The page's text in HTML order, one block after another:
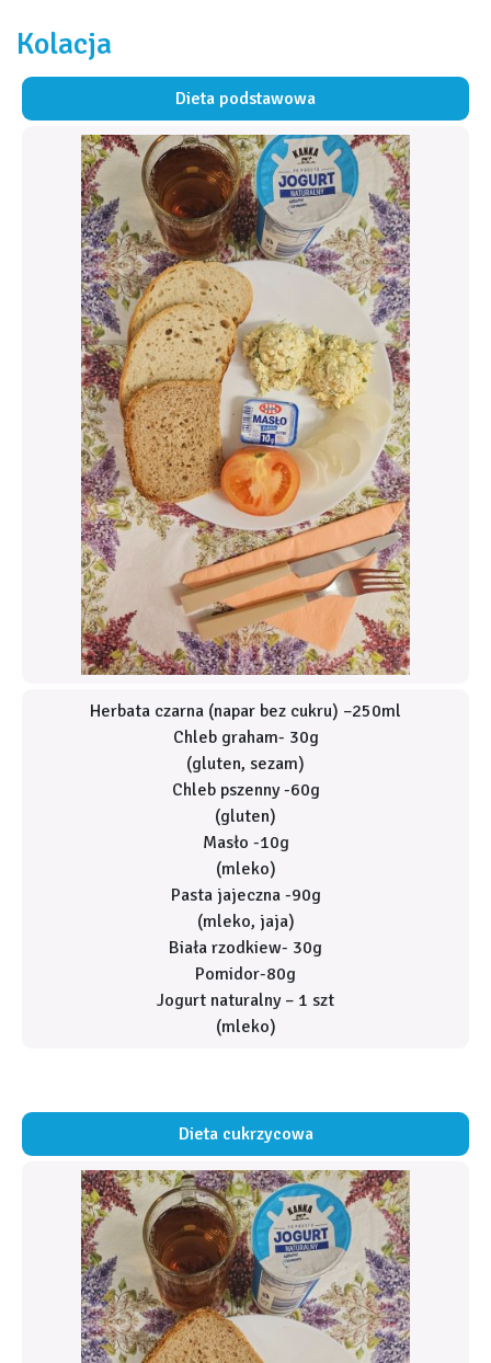
Kolacja
Dieta podstawowa
Herbata czarna (napar bez cukru) –250ml
Chleb graham- 30g
(gluten, sezam)
Chleb pszenny -60g
(gluten)
Masło -10g
(mleko)
Pasta jajeczna -90g
(mleko, jaja)
Biała rzodkiew- 30g
Pomidor-80g
Jogurt naturalny – 1 szt
(mleko)
Dieta cukrzycowa